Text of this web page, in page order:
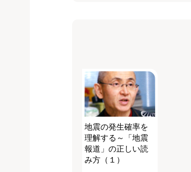
地震の発生確率を
理解する～「地震
報道」の正しい読
み方（１）